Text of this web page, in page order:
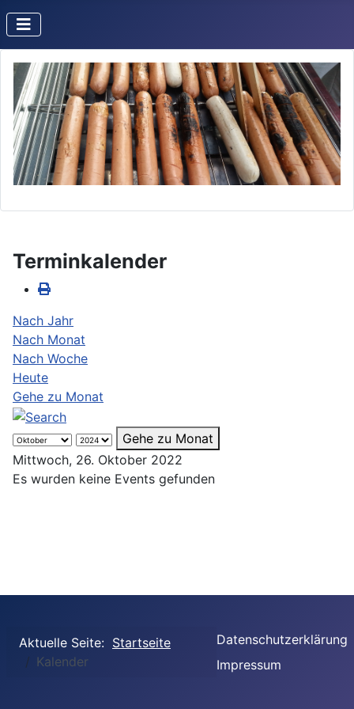
Terminkalender
Nach Jahr
Nach Monat
Nach Woche
Heute
Gehe zu Monat
Gehe zu Monat
Mittwoch, 26. Oktober 2022
Es wurden keine Events gefunden
Aktuelle Seite: Startseite
Kalender
Datenschutzerklärung
Impressum